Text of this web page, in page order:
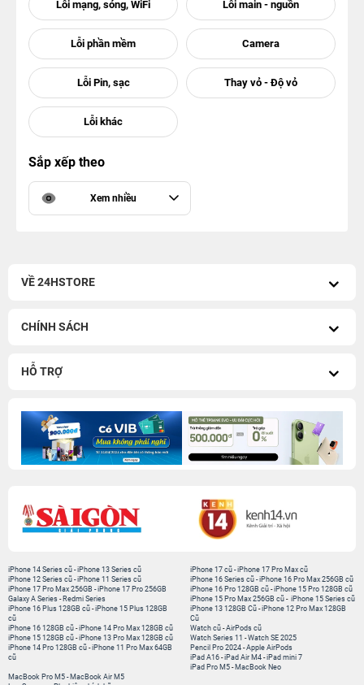
Sắp xếp theo
Xem nhiều
VỀ 24HSTORE
CHÍNH SÁCH
HỖ TRỢ
iPhone 14 Series cũ -iPhone 13 Series cũ
iPhone 12 Series cũ -iPhone 11 Series cũ
iPhone 17 Pro Max 256GB -iPhone 17 Pro 256GB
Galaxy A Series - Redmi Series
iPhone 17 cũ -iPhone 17 Pro Max cũ
iPhone 16 Series cũ - iPhone 16 Pro Max 256GB cũ
iPhone 16 Pro 128GB cũ -iPhone 15 Pro 128GB cũ
iPhone 15 Pro Max 256GB cũ - iPhone 15 Series cũ
iPhone 16 Plus 128GB cũ -iPhone 15 Plus 128GB
cũ
iPhone 16 128GB cũ -iPhone 14 Pro Max 128GB cũ
iPhone 15 128GB cũ -iPhone 13 Pro Max 128GB cũ
iPhone 14 Pro 128GB cũ -iPhone 11 Pro Max 64GB
cũ
iPhone 13 128GB Cũ -iPhone 12 Pro Max 128GB
Cũ
Watch cũ -AirPods cũ
Watch Series 11 -Watch SE 2025
Pencil Pro 2024 -Apple AirPods
iPad A16 -iPad Air M4 -iPad mini 7
iPad Pro M5 - MacBook Neo
MacBook Pro M5 - MacBook Air M5